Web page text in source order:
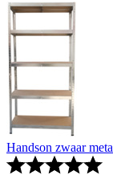
Handson zwaar